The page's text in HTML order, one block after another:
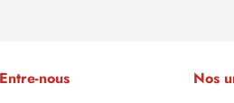
Entre-nous Nos